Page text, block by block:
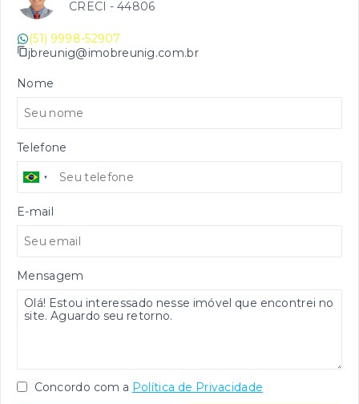
CRECI - 44806
(51) 9998-52907
jbreunig@imobreunig.com.br
Nome
Telefone
E-mail
Mensagem
Concordo com a Política de Privacidade